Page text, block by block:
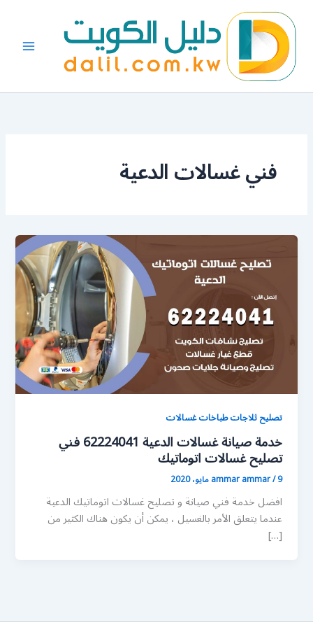
المحتوى
فني غسالات الدعية
تصليح ثلاجات طباخات غسالات
خدمة صيانة غسالات الدعية 62224041 فني
تصليح غسالات اتوماتيك
ammar ammar/9 مايو، 2020
افضل خدمة فني صيانة و تصليح غسالات اتوماتيك الدعية
عندما يتعلق الأمر بالغسيل ، يمكن أن يكون هناك الكثير من
[…]